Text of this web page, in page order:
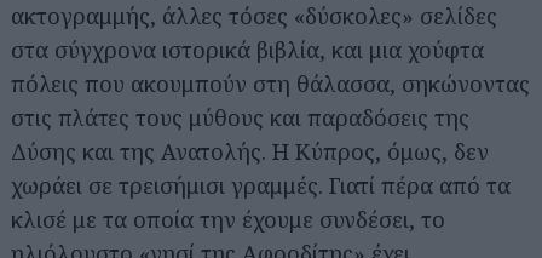
ακτογραμμής, άλλες τόσες «δύσκολες» σελίδες
στα σύγχρονα ιστορικά βιβλία, και μια χούφτα
πόλεις που ακουμπούν στη θάλασσα, σηκώνοντας
στις πλάτες τους μύθους και παραδόσεις της
Δύσης και της Ανατολής. Η Κύπρος, όμως, δεν
χωράει σε τρεισήμισι γραμμές. Γιατί πέρα από τα
κλισέ με τα οποία την έχουμε συνδέσει, το